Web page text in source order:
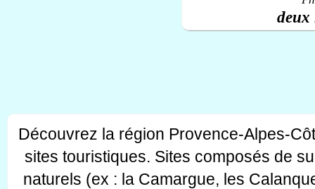
deux
Découvrez la région Provence-Alpes-
sites touristiques. Sites composés de
naturels (ex : la Camargue, les